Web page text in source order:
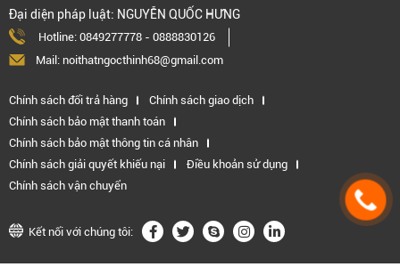
Đại diện pháp luật: NGUYỄN QUỐC HƯNG
Hotline: 0849277778 - 0888830126
Mail: noithatngocthinh68@gmail.com
Chính sách đổi trả hàng
Chính sách giao dịch
Chính sách bảo mật thanh toán
Chính sách bảo mật thông tin cá nhân
Chính sách giải quyết khiếu nại
Điều khoản sử dụng
Chính sách vận chuyển
Kết nối với chúng tôi: